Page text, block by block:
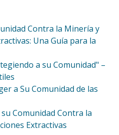
Contra la Minería y
Una Guía para la
a su Comunidad" –
a Su Comunidad de las
Comunidad Contra la
Extractivas